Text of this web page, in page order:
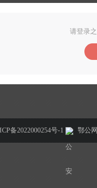
请登录
备2022000254号-1 鄂公